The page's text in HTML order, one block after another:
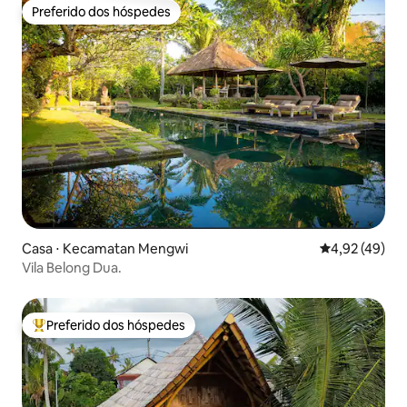
Preferido dos hóspedes
Preferido dos hóspedes
Casa ⋅ Kecamatan Mengwi 4,92 de uma
4,92 (49)
Vila Belong Dua.
Entre os melhores preferidos dos hóspedes
Preferido dos hóspedes